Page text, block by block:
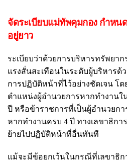
จัดระเบียบแม่ทัพคุมกอง กำหน
อยู่ยาว
ระเบียบว่าด้วยการบริหารทรัพยา
แรงสั่นสะเทือนในระดับผู้บริหารด้
การปฏิบัติหน้าที่ไว้อย่างชัดเจน โ
ตำแหน่งผู้อำนวยการหากทำงาน
ปี หรือข้าราชการที่เป็นผู้อำนวยก
หากทำงานครบ 4 ปี ทางเลขาธิกา
ย้ายไปปฏิบัติหน้าที่อื่นทันที
แม้จะมีข้อยกเว้นในกรณีที่เลขาธิก